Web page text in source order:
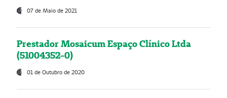
07 de Maio de 2021
Prestador Mosaicum Espaço Clínico Ltda
(51004352-0)
01 de Outubro de 2020